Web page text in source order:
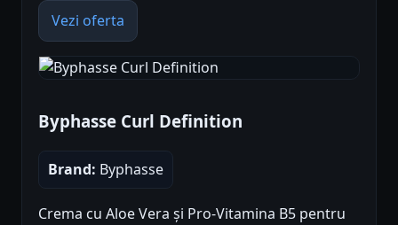
Vezi oferta
Byphasse Curl Definition
Brand: Byphasse
Crema cu Aloe Vera și Pro-Vitamina B5 pentru